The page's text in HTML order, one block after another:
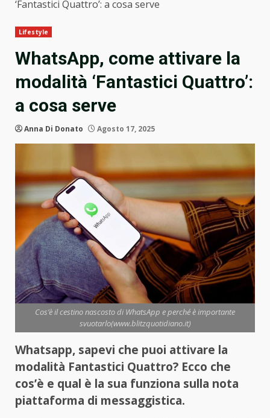
‘Fantastici Quattro’: a cosa serve
Lifestyle
WhatsApp, come attivare la
modalità ‘Fantastici Quattro’:
a cosa serve
Anna Di Donato Agosto 17, 2025
Cos’è il cestino nascosto di WhatsApp e perché è importante
svuotarlo(www.blitzquotidiano.it)
Whatsapp, sapevi che puoi attivare la
modalità Fantastici Quattro? Ecco che
cos’è e qual è la sua funziona sulla nota
piattaforma di messaggistica.